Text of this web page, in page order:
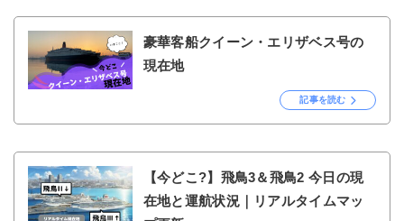
豪華客船クイーン・エリザベス号の
現在地
記事を読む
【今どこ?】飛鳥3＆飛鳥2 今日の現
在地と運航状況｜リアルタイムマッ